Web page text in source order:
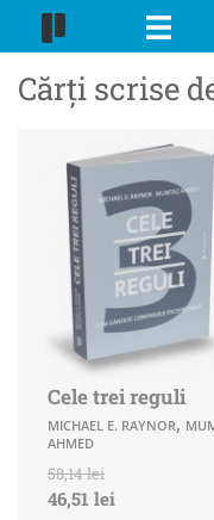
Cărți scrise
Cele trei reguli
MICHAEL E. RAYNOR,
AHMED
58,14 lei
46,51 lei